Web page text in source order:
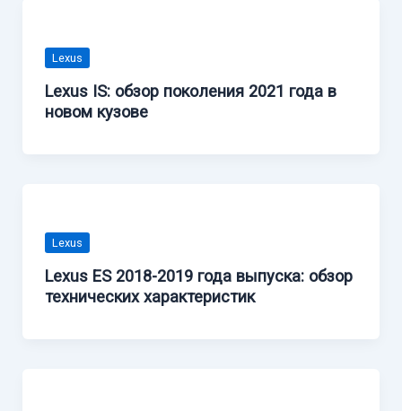
Lexus
Lexus IS: обзор поколения 2021 года в
новом кузове
Lexus
Lexus ES 2018-2019 года выпуска: обзор
технических характеристик